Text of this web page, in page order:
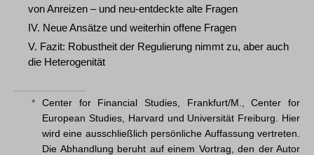
von Anreizen – und neu-entdeckte alte Fragen
IV. Neue Ansätze und weiterhin offene Fragen
V. Fazit: Robustheit der Regulierung nimmt zu, aber auch
die Heterogenität
*
Center for Financial Studies, Frankfurt/M., Center for
European Studies, Harvard und Universität Freiburg. Hier
wird eine ausschließlich persönliche Auffassung vertreten.
Die Abhandlung beruht auf einem Vortrag, den der Autor